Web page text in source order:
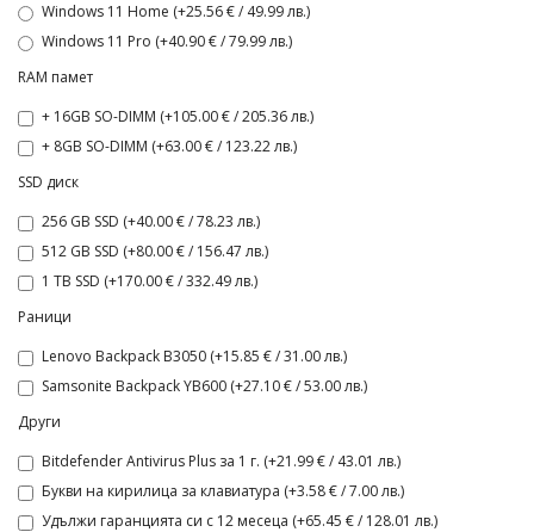
Windows 11 Home (+25.56 € / 49.99 лв.)
Windows 11 Pro (+40.90 € / 79.99 лв.)
RAM памет
+ 16GB SO-DIMM (+105.00 € / 205.36 лв.)
+ 8GB SO-DIMM (+63.00 € / 123.22 лв.)
SSD диск
256 GB SSD (+40.00 € / 78.23 лв.)
512 GB SSD (+80.00 € / 156.47 лв.)
1 TB SSD (+170.00 € / 332.49 лв.)
Раници
Lenovo Backpack B3050 (+15.85 € / 31.00 лв.)
Samsonite Backpack YB600 (+27.10 € / 53.00 лв.)
Други
Bitdefender Antivirus Plus за 1 г. (+21.99 € / 43.01 лв.)
Букви на кирилица за клавиатура (+3.58 € / 7.00 лв.)
Удължи гаранцията си с 12 месеца (+65.45 € / 128.01 лв.)